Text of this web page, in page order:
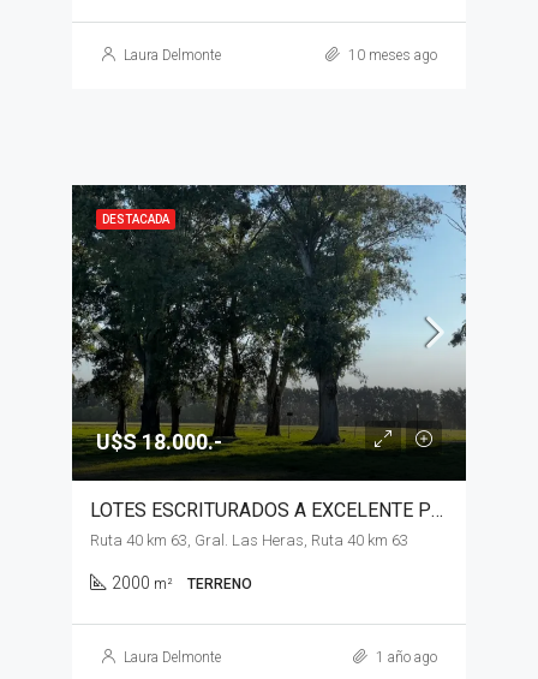
Laura Delmonte 10 meses ago
DESTACADA
U$S 18.000.-
LOTES ESCRITURADOS A EXCELENTE PRECIO EN VENTA, GENERAL LAS HERAS
Ruta 40 km 63, Gral. Las Heras, Ruta 40 km 63
2000 m² TERRENO
Laura Delmonte 1 año ago